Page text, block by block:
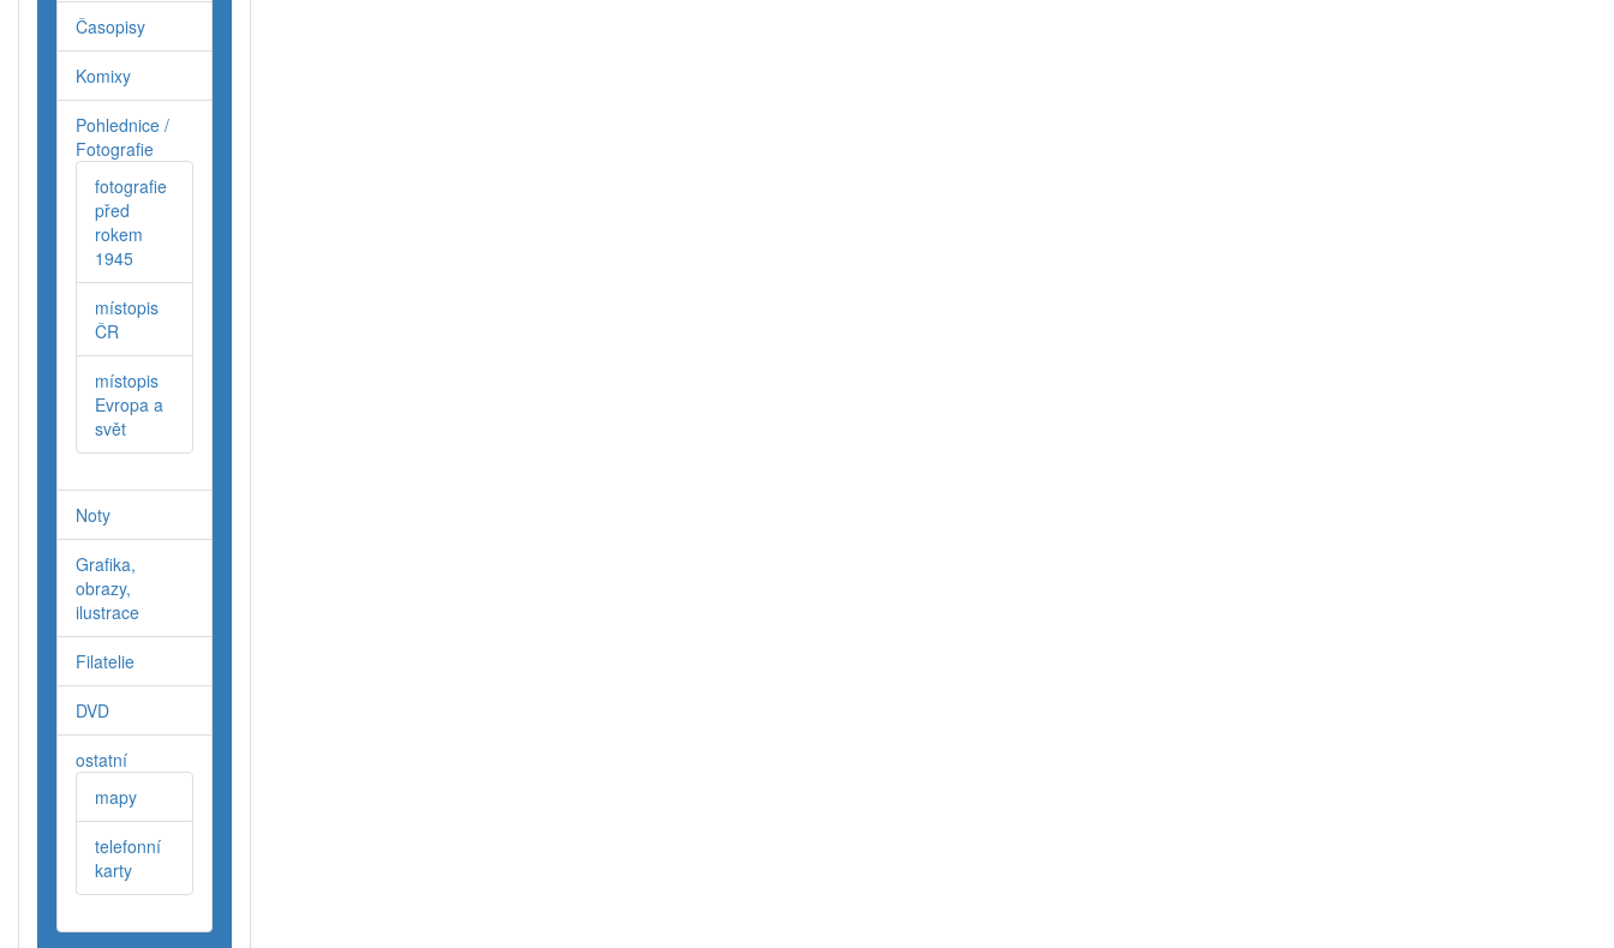
Časopisy
Komixy
Pohlednice /
Fotografie
fotografie
před
rokem
1945
místopis
ČR
místopis
Evropa a
svět
Noty
Grafika,
obrazy,
ilustrace
Filatelie
DVD
ostatní
mapy
telefonní
karty